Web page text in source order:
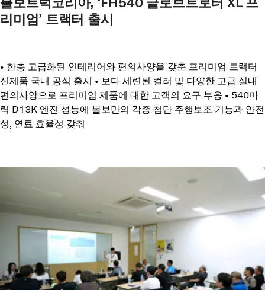
리미엄’ 트랙터 출시
• 한층 고급화된 인테리어와 편의사양을 갖춘 프리미엄 트랙터
신제품 국내 공식 출시 • 보다 세련된 컬러 및 다양한 고급 실내
편의사양으로 프리미엄 제품에 대한 고객의 요구 부응 • 540마
력 D13K 엔진 성능에 볼보만의 각종 첨단 주행보조 기능과 안전
성, 연료 효율성 갖춰